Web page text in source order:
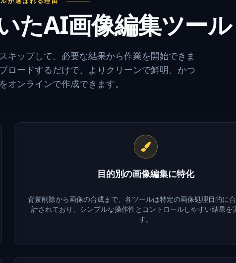
たAI画像編集ツール
キップして、必要な結果から作業を開始できま
ロードするだけで、よりクリーンで鮮明、かつ
オンラインで作成できます。
目的別の画像編集に特化
背景削除から画像の合成まで、各ツールは特定の画像処理目的に
計されており、シンプルな操作性とコントロールしやすい結果を
す。